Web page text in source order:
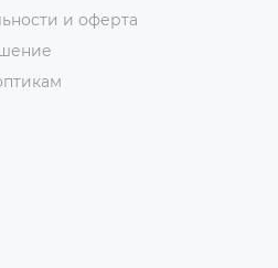
и оферта